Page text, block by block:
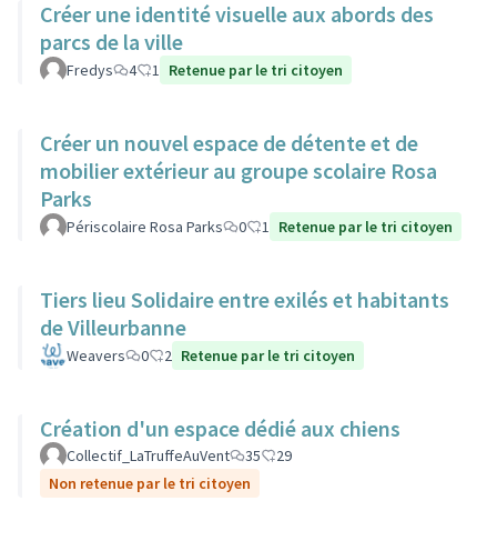
Créer une identité visuelle aux abords des
parcs de la ville
Fredys 4 1 Retenue par le tri citoyen
Créer un nouvel espace de détente et de
mobilier extérieur au groupe scolaire Rosa
Parks
Périscolaire Rosa Parks 0 1 Retenue par le tri citoyen
Tiers lieu Solidaire entre exilés et habitants
de Villeurbanne
Weavers 0 2 Retenue par le tri citoyen
Création d'un espace dédié aux chiens
Collectif_LaTruffeAuVent 35
29
Non retenue par le tri citoyen